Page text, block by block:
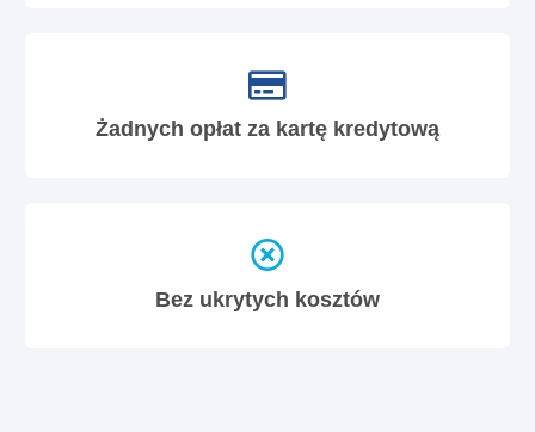
Żadnych opłat za kartę kredytową
Bez ukrytych kosztów